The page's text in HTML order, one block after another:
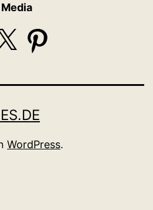
Pinterest
WordPress.